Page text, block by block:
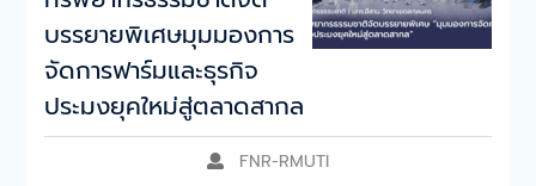
บรรยายพิเศษมุมมองการ
จัดการฟาร์มและธุรกิจ
ประมงยุคใหม่สู่ตลาดสากล
FNR-RMUTI